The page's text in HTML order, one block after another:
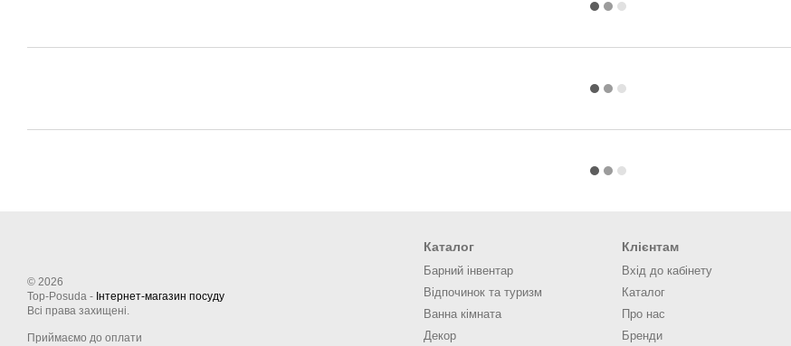
© 2026
Top-Posuda - Інтернет-магазин посуду
Всі права захищені.
Приймаємо до оплати
Каталог
Барний інвентар
Відпочинок та туризм
Ванна кімната
Декор
Клієнтам
Вхід до кабінету
Каталог
Про нас
Бренди